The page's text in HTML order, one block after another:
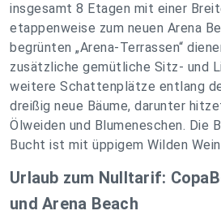
insgesamt 8 Etagen mit einer
etappenweise zum neuen Arena
begrünten „Arena-Terrassen“
zusätzliche gemütliche Sitz- und
weitere Schattenplätze entlang
dreißig neue Bäume, darunter
Ölweiden und Blumeneschen. Die
Bucht ist mit üppigem Wilden
Urlaub zum Nulltarif:
und Arena Beach